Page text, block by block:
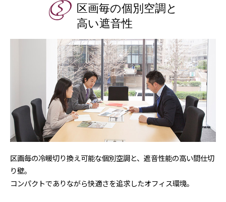
区画毎の個別空調と
高い遮音性
区画毎の冷暖切り換え可能な個別空調と、 遮音性能の高い間仕切
り壁。
コンパクトでありながら快適さを追求したオフィス環境。